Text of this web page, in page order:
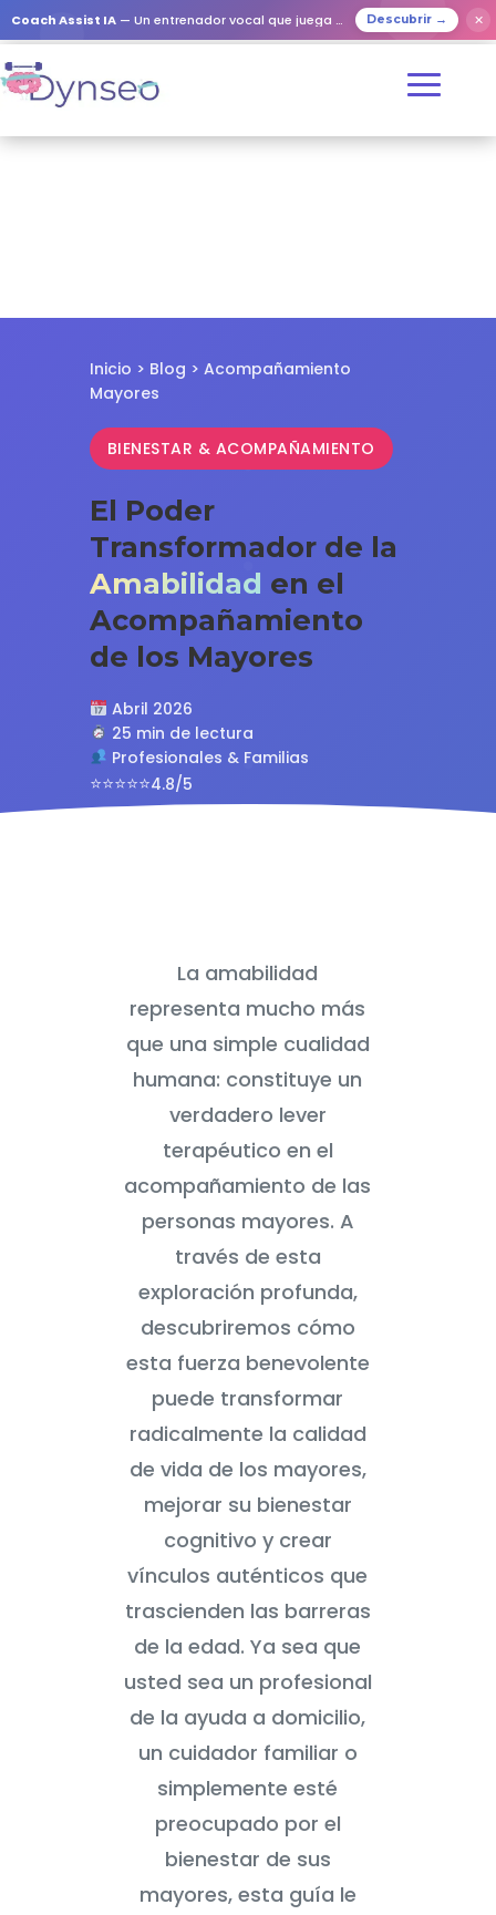
Coach Assist IA — Un entrenador vocal que juega con tus seres queridos Descubrir → ✕
Inicio > Blog > Acompañamiento
Mayores
BIENESTAR & ACOMPAÑAMIENTO
El Poder
Transformador de la
Amabilidad en el
Acompañamiento
de los Mayores
Abril 2026
25 min de lectura
Profesionales & Familias
4.8/5
La amabilidad
representa mucho más
que una simple cualidad
humana: constituye un
verdadero lever
terapéutico en el
acompañamiento de las
personas mayores. A
través de esta
exploración profunda,
descubriremos cómo
esta fuerza benevolente
puede transformar
radicalmente la calidad
de vida de los mayores,
mejorar su bienestar
cognitivo y crear
vínculos auténticos que
trascienden las barreras
de la edad. Ya sea que
usted sea un profesional
de la ayuda a domicilio,
un cuidador familiar o
simplemente esté
preocupado por el
bienestar de sus
mayores, esta guía le